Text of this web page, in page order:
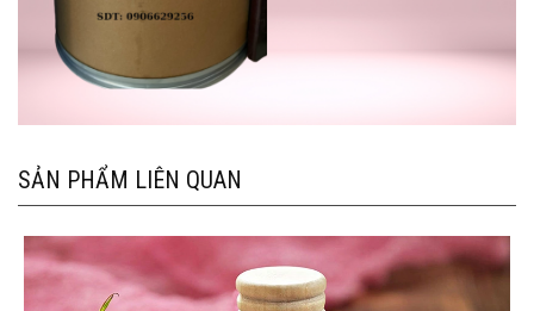
SẢN PHẨM LIÊN QUAN